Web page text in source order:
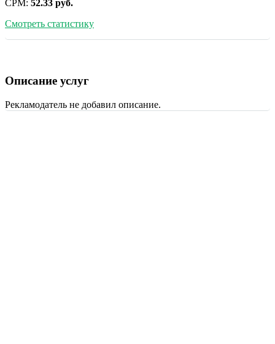
CPM: 52.33 руб.
Смотреть статистику
Описание услуг
Рекламодатель не добавил описание.